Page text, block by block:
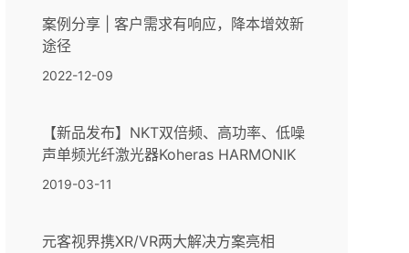
案例分享 | 客户需求有响应，降本增效新
途径
2022-12-09
【新品发布】NKT双倍频、高功率、低噪
声单频光纤激光器Koheras HARMONIK
2019-03-11
元客视界携XR/VR两大解决方案亮相